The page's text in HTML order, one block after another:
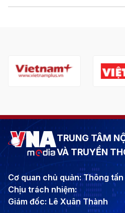
TRUNG TÂM
VÀ TRUYỀN
Cơ quan chủ quản: Thông tấn
Chịu trách nhiệm:
Giám đốc: Lê Xuân Thành